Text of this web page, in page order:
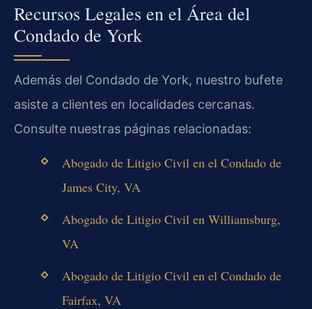
Recursos Legales en el Área del
Condado de York
Además del Condado de York, nuestro bufete
asiste a clientes en localidades cercanas.
Consulte nuestras páginas relacionadas:
Abogado de Litigio Civil en el Condado de
James City, VA
Abogado de Litigio Civil en Williamsburg,
VA
Abogado de Litigio Civil en el Condado de
Fairfax, VA